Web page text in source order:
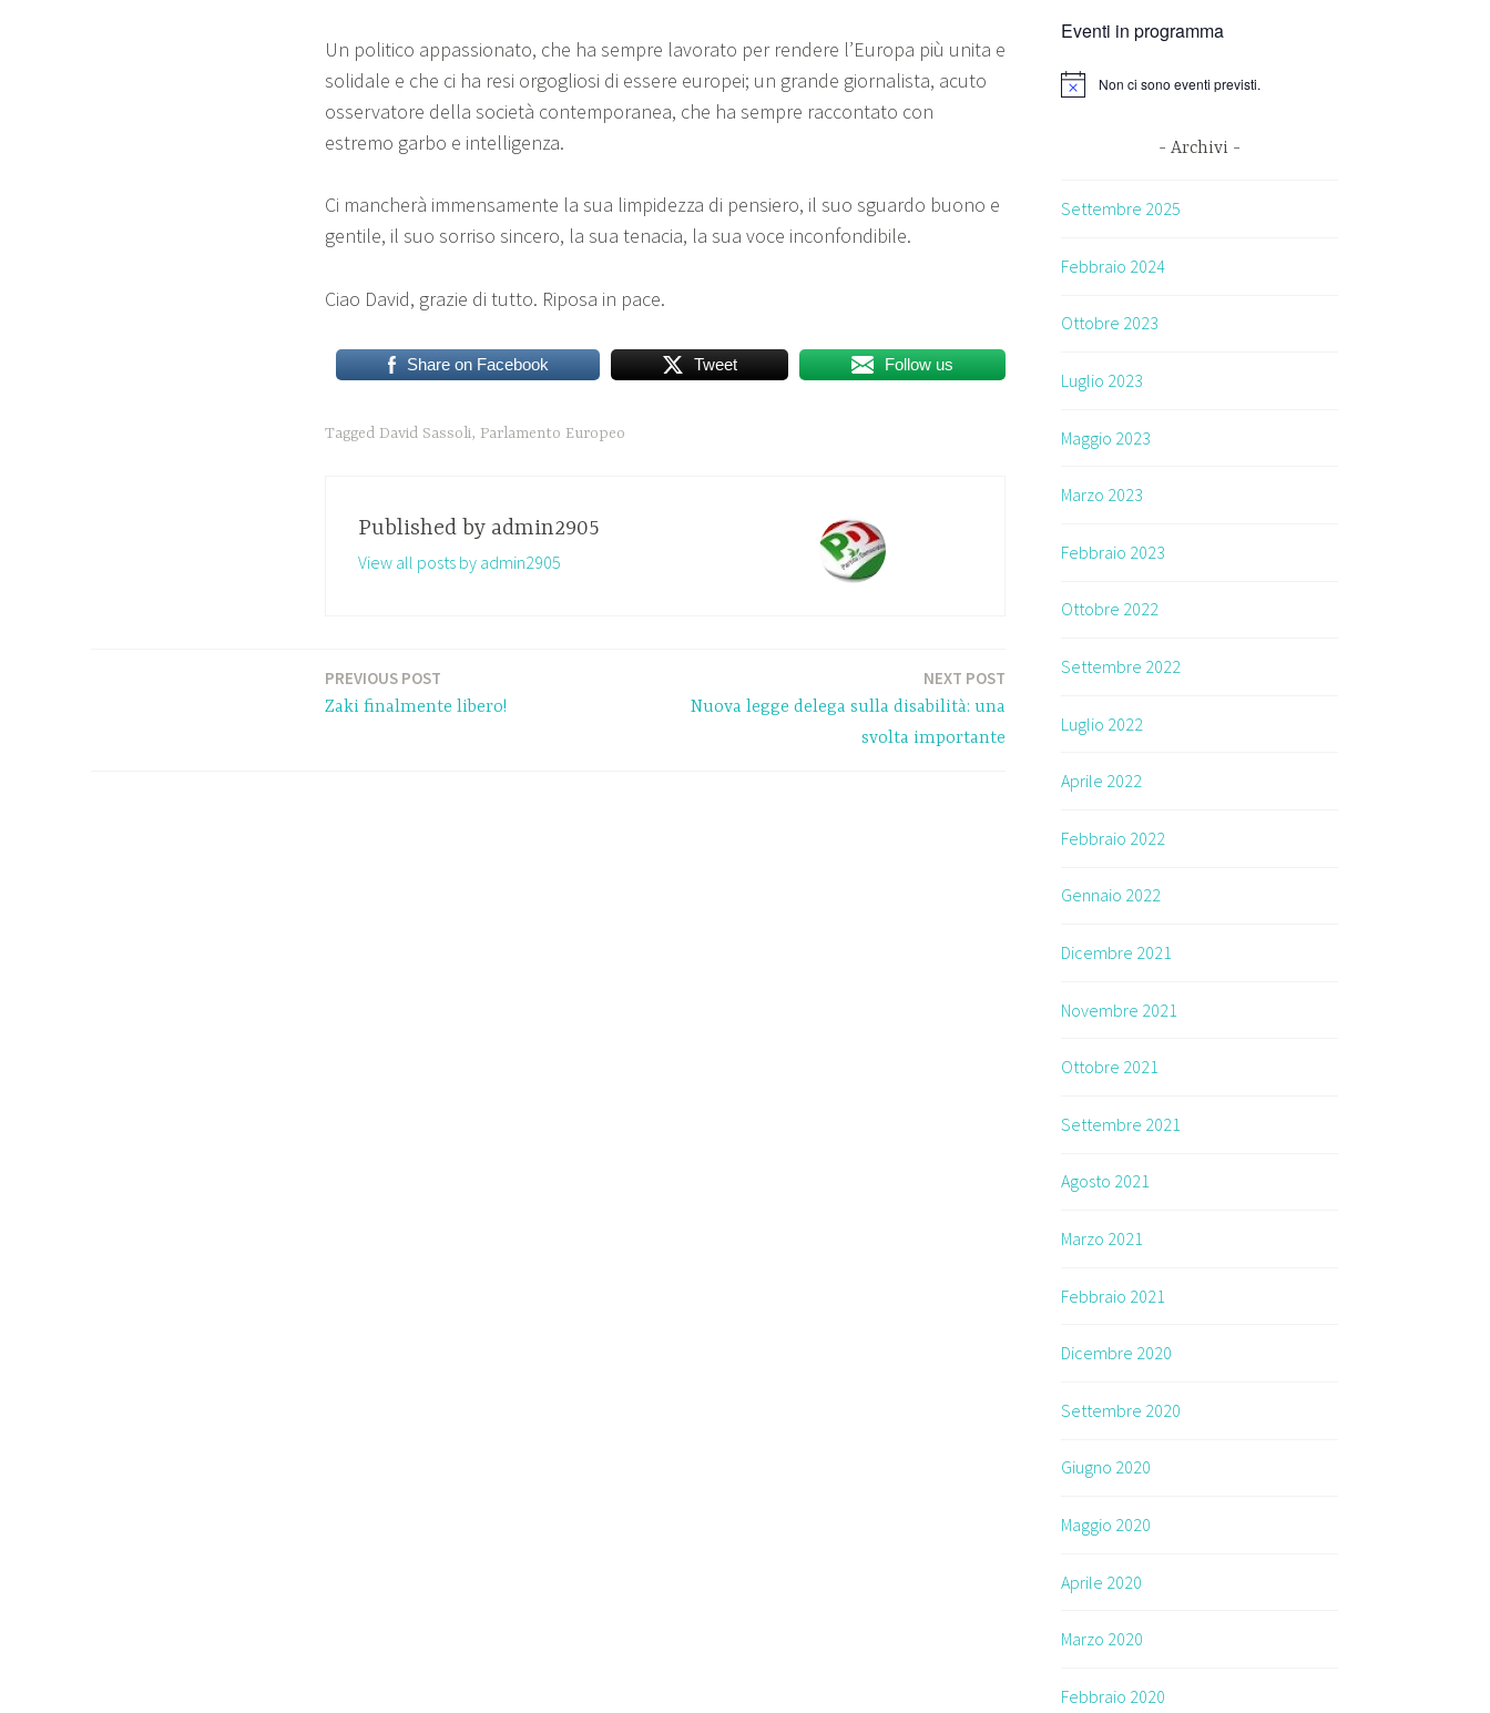
Un politico appassionato, che ha sempre lavorato per rendere l’Europa più unita e
solidale e che ci ha resi orgogliosi di essere europei; un grande giornalista, acuto
osservatore della società contemporanea, che ha sempre raccontato con
estremo garbo e intelligenza.
Ci mancherà immensamente la sua limpidezza di pensiero, il suo sguardo buono e
gentile, il suo sorriso sincero, la sua tenacia, la sua voce inconfondibile.
Ciao David, grazie di tutto. Riposa in pace.
Share on Facebook Tweet Follow us
Tagged David Sassoli, Parlamento Europeo
Published by admin2905
View all posts by admin2905
PREVIOUS POST
Zaki finalmente libero!
NEXT POST
Nuova legge delega sulla disabilità: una
svolta importante
Eventi in programma
Non ci sono eventi previsti.
Archivi
Settembre 2025
Febbraio 2024
Ottobre 2023
Luglio 2023
Maggio 2023
Marzo 2023
Febbraio 2023
Ottobre 2022
Settembre 2022
Luglio 2022
Aprile 2022
Febbraio 2022
Gennaio 2022
Dicembre 2021
Novembre 2021
Ottobre 2021
Settembre 2021
Agosto 2021
Marzo 2021
Febbraio 2021
Dicembre 2020
Settembre 2020
Giugno 2020
Maggio 2020
Aprile 2020
Marzo 2020
Febbraio 2020